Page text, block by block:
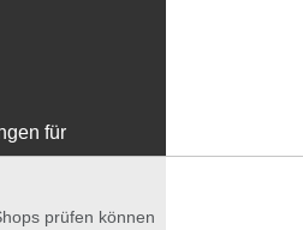
für
prüfen können